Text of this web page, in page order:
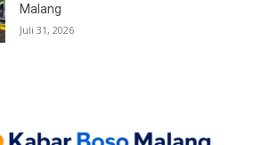
Malang
Juli 31, 2026